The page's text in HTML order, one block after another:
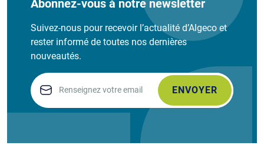
Abonnez-vous à notre newsletter
Suivez-nous pour recevoir l’actualité d’Algeco et
rester informé de toutes nos dernières
nouveautés.
Email